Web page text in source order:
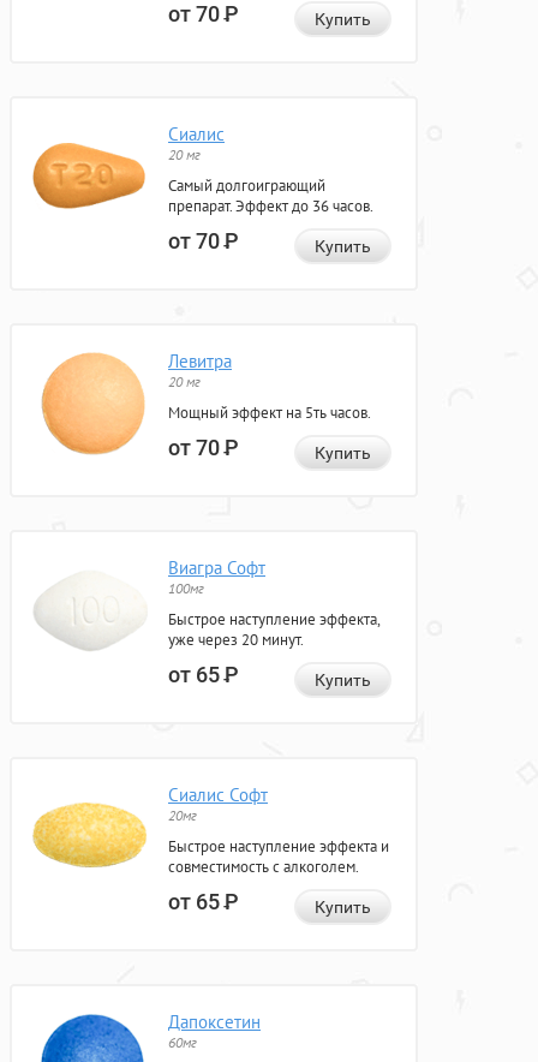
от 70Р Купить
Сиалис
20 мг
Самый долгоиграющий
препарат. Эффект до 36 часов.
от 70Р Купить
Левитра
20 мг
Мощный эффект на 5ть часов.
от 70Р Купить
Виагра Софт
100мг
Быстрое наступление эффекта,
уже через 20 минут.
от 65Р Купить
Сиалис Софт
20мг
Быстрое наступление эффекта и
совместимость с алкоголем.
от 65Р Купить
Дапоксетин
60мг